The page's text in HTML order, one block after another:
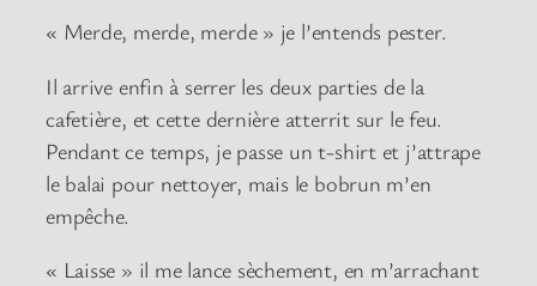
« Merde, merde, merde » je l’entends pester.
Il arrive enfin à serrer les deux parties de la
cafetière, et cette dernière atterrit sur le feu.
Pendant ce temps, je passe un t-shirt et j’attrape
le balai pour nettoyer, mais le bobrun m’en
empêche.
« Laisse » il me lance sèchement, en m’arrachant